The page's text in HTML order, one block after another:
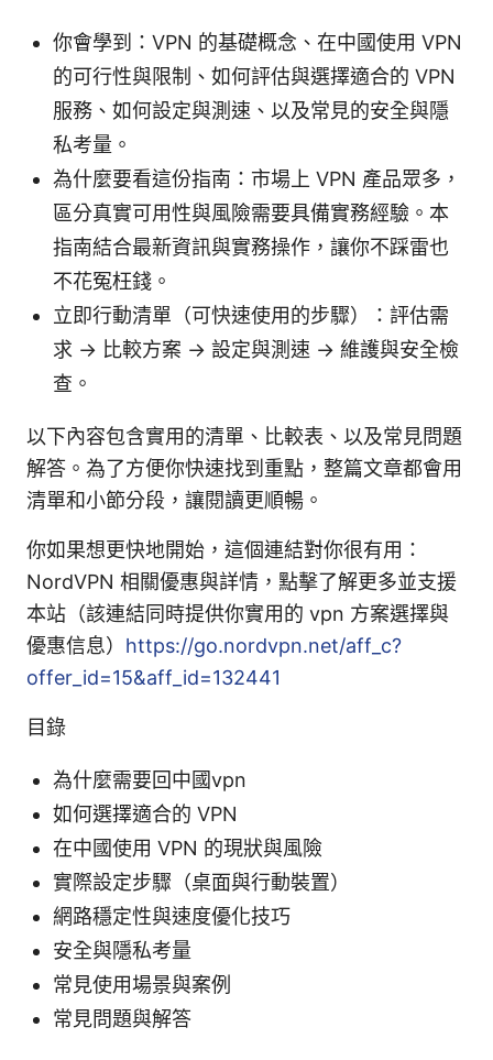
你會學到：VPN 的基礎概念、在中國使用 VPN
的可行性與限制、如何評估與選擇適合的 VPN
服務、如何設定與測速、以及常見的安全與隱
私考量。
為什麼要看這份指南：市場上 VPN 產品眾多，
區分真實可用性與風險需要具備實務經驗。本
指南結合最新資訊與實務操作，讓你不踩雷也
不花冤枉錢。
立即行動清單（可快速使用的步驟）：評估需
求 → 比較方案 → 設定與測速 → 維護與安全檢
查。
以下內容包含實用的清單、比較表、以及常見問題
解答。為了方便你快速找到重點，整篇文章都會用
清單和小節分段，讓閱讀更順暢。
你如果想更快地開始，這個連結對你很有用：
NordVPN 相關優惠與詳情，點擊了解更多並支援
本站（該連結同時提供你實用的 vpn 方案選擇與
優惠信息） https://go.nordvpn.net/aff_c?
offer_id=15&aff_id=132441
目錄
為什麼需要回中國vpn
如何選擇適合的 VPN
在中國使用 VPN 的現狀與風險
實際設定步驟（桌面與行動裝置）
網路穩定性與速度優化技巧
安全與隱私考量
常見使用場景與案例
常見問題與解答